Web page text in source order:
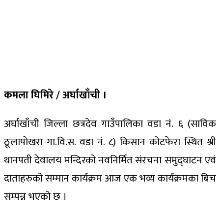
कमला घिमिरे / अर्घाखाँची ।
अर्घाखाँची जिल्ला छत्रदेव गाउँपालिका वडा नं. ६ (साविक
ठूलापोखरा गा.वि.स. वडा नं. ८) किसान कोटफेरा स्थित श्री
थानपती देवालय मन्दिरको नवनिर्मित संरचना समुद्घाटन एवं
दाताहरुको सम्मान कार्यक्रम आज एक भव्य कार्यक्रमका बिच
सम्पन्न भएको छ ।